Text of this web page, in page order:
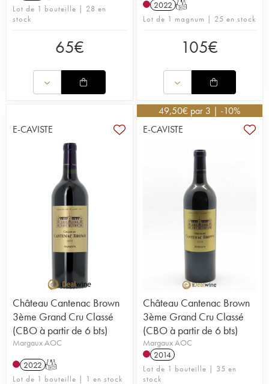
Lot de 1 bouteille | 28 en
stock
65€
2022 T
Lot de 1 magnum | 25 en stock
105€
E-CAVISTE
Château Cantenac Brown
3ème Grand Cru Classé
(CBO à partir de 6 bts)
Margaux AOC
2022 T
Lot de 1 bouteille | 1 en stock
49,50€ par 3 | -10%
E-CAVISTE
Château Cantenac Brown
3ème Grand Cru Classé
(CBO à partir de 6 bts)
Margaux AOC
2014
Lot de 1 bouteille | 35 en
stock